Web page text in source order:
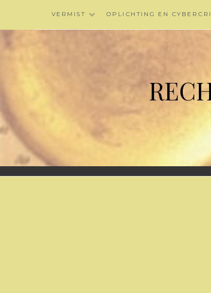
content
VERMIST OPLICHTING EN